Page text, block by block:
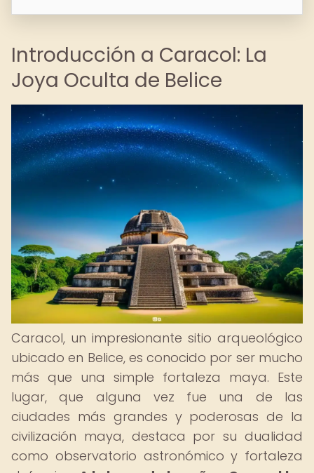
Introducción a Caracol: La
Joya Oculta de Belice
Caracol, un impresionante sitio arqueológico
ubicado en Belice, es conocido por ser mucho
más que una simple fortaleza maya. Este
lugar, que alguna vez fue una de las
ciudades más grandes y poderosas de la
civilización maya, destaca por su dualidad
como observatorio astronómico y fortaleza